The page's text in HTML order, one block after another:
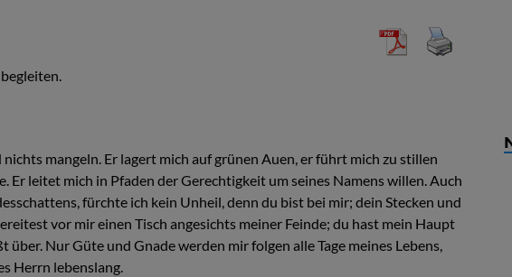
mangeln. Er lagert mich auf grünen Auen, er führt mich zu stillen
Er leitet mich in Pfaden der Gerechtigkeit um seines Namens willen. Auch
fürchte ich kein Unheil, denn du bist bei mir; dein Stecken und
vor mir einen Tisch angesichts meiner Feinde; du hast mein Haupt
über. Nur Güte und Gnade werden mir folgen alle Tage meines Lebens,
Herrn lebenslang.